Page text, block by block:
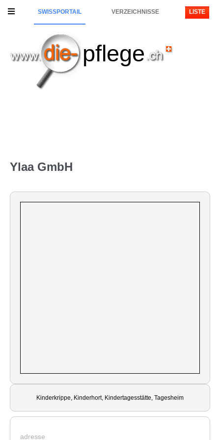
SWISSPORTAIL VERZEICHNISSE LISTE
pflege
Ylaa GmbH
Kinderkrippe, Kinderhort, Kindertagesstätte, Tagesheim
adresse